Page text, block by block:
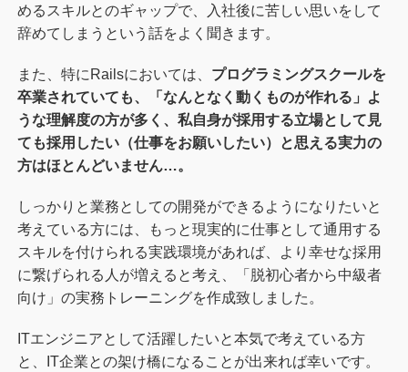
めるスキルとのギャップで、入社後に苦しい思いをして
辞めてしまうという話をよく聞きます。
また、特にRailsにおいては、 プログラミングスクールを
卒業されていても、「なんとなく動くものが作れる」よ
うな理解度の方が多く、私自身が採用する立場として見
ても採用したい（仕事をお願いしたい）と思える実力の
方はほとんどいません…。
しっかりと業務としての開発ができるようになりたいと
考えている方には、もっと現実的に仕事として通用する
スキルを付けられる実践環境があれば、より幸せな採用
に繋げられる人が増えると考え、「脱初心者から中級者
向け」の実務トレーニングを作成致しました。
ITエンジニアとして活躍したいと本気で考えている方
と、IT企業との架け橋になることが出来れば幸いです。